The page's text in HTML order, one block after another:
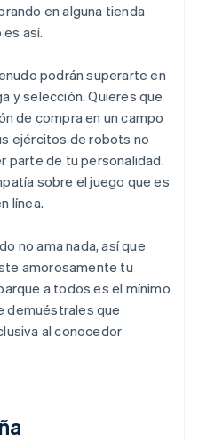
en alguna tienda
así.
podrán superarte en
y selección. Quieres que
de compra en un campo
ejércitos de robots no
parte de tu personalidad.
sobre el juego que es
línea.
no ama nada, así que
amorosamente tu
a todos es el mínimo
demuéstrales que
al conocedor